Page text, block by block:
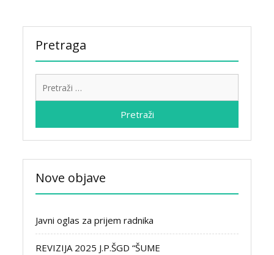
Pretraga
Nove objave
Javni oglas za prijem radnika
REVIZIJA 2025 J.P.ŠGD “ŠUME